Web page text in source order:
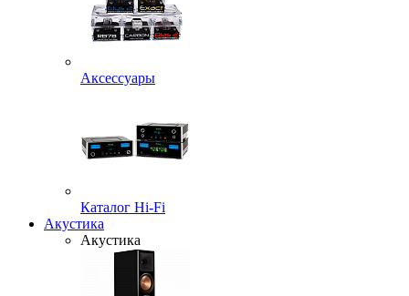
Аксессуары
Каталог Hi-Fi
Акустика
Акустика